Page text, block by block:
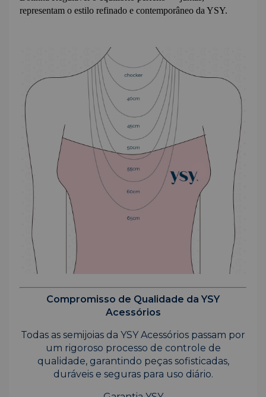
representam o estilo refinado e contemporâneo da YSY.
Compromisso de Qualidade da YSY
Acessórios
Todas as semijoias da YSY Acessórios passam por
um rigoroso processo de controle de
qualidade, garantindo peças sofisticadas,
duráveis e seguras para uso diário.